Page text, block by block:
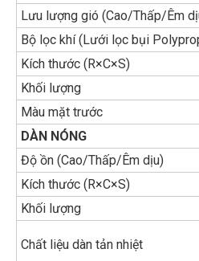
Lưu lượng gió (Cao/Thấp/Êm
Bộ lọc khí (Lưới lọc bụi
Kích thước (R×C×S)
Khối lượng
Màu mặt trước
DÀN NÓNG
Độ ồn (Cao/Thấp/Êm dịu)
Kích thước (R×C×S)
Khối lượng
Chất liệu dàn tản nhiệt